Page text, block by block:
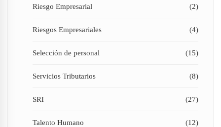
Riesgo Empresarial (2)
Riesgos Empresariales (4)
Selección de personal (15)
Servicios Tributarios (8)
SRI (27)
Talento Humano (12)